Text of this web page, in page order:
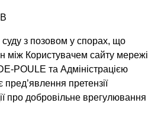
з позовом у спорах, що
між Користувачем сайту мережі
POULE та Адміністрацією
пред’явлення претензії
про добровільне врегулювання